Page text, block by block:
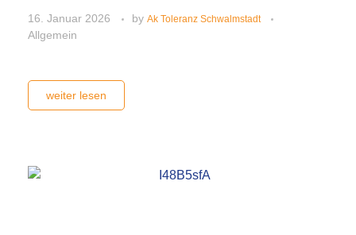
16. Januar 2026 by Ak Toleranz Schwalmstadt
Allgemein
weiter lesen